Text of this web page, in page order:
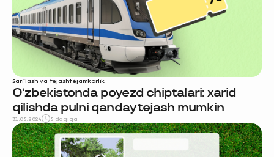
Sarflash va tejashtejamkorlik
O‘zbekistonda poyezd chiptalari: xarid
qilishda pulni qanday tejash mumkin
31.05.2024 5 daqiqa